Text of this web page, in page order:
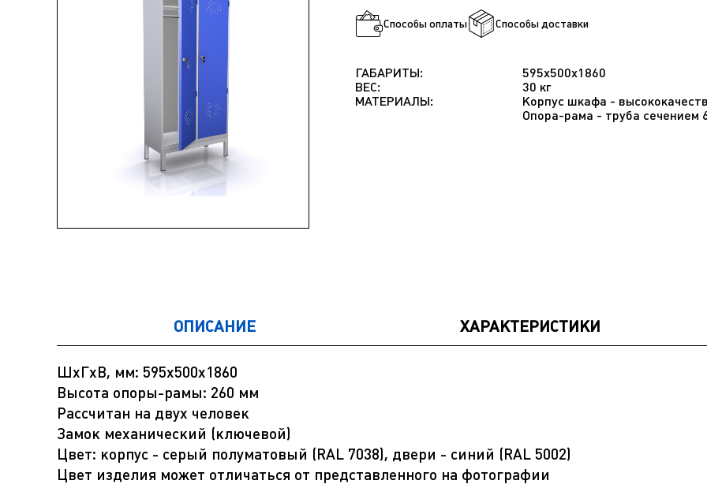
Способы оплаты Способы доставки
ГАБАРИТЫ:
595х500х1860
ВЕС:
30 кг
МАТЕРИАЛЫ:
Корпус шкафа -
Опора-рама - труба
ОПИСАНИЕ ХАРАКТЕРИСТИКИ
ШхГхВ, мм: 595х500х1860
Высота опоры-рамы: 260 мм
Рассчитан на двух человек
Замок механический (ключевой)
Цвет: корпус - серый полуматовый (RAL 7038), двери - синий (RAL 5002)
Цвет изделия может отличаться от представленного на фотографии